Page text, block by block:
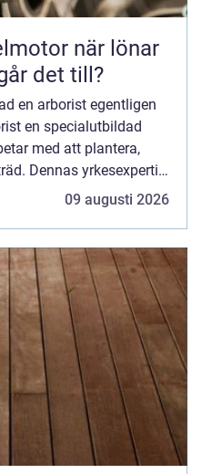
när lönar
det till?
en arborist egentligen
en specialutbildad
med att plantera,
Dennas yrkesexpertis
09 augusti 2026